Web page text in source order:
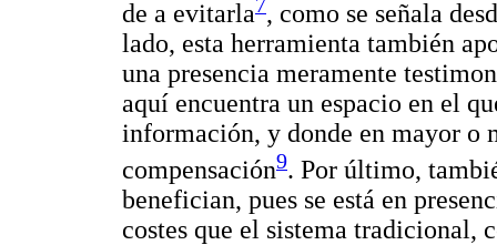
de a evitarla , como se señala
lado, esta herramienta también
una presencia meramente
aquí encuentra un espacio en el
información, y donde en mayor o
compensación9. Por último,
benefician, pues se está en
costes que el sistema tradicional,